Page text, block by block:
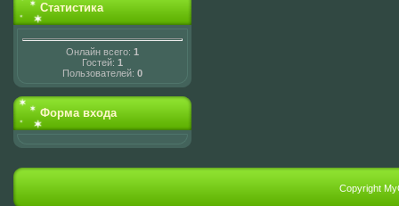
Статистика
Онлайн всего: 1
Гостей: 1
Пользователей: 0
Форма входа
Copyright